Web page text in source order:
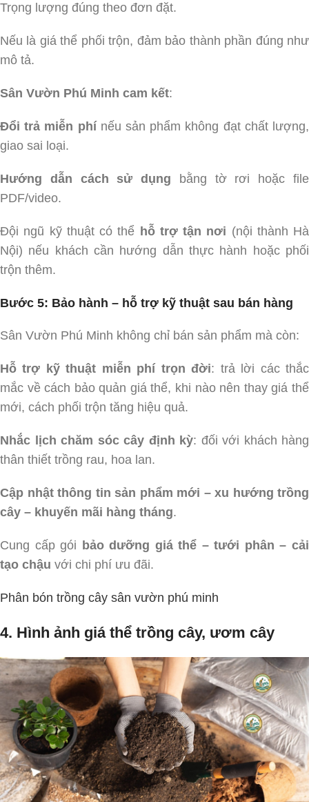
Trọng lượng đúng theo đơn đặt.
Nếu là giá thể phối trộn, đảm bảo thành phần đúng như
mô tả.
Sân Vườn Phú Minh cam kết:
Đổi trả miễn phínếu sản phẩm không đạt chất lượng,
giao sai loại.
Hướng dẫn cách sử dụng bằng tờ rơi hoặc file
PDF/video.
Đội ngũ kỹ thuật có thể hỗ trợ tận nơi (nội thành Hà
Nội) nếu khách cần hướng dẫn thực hành hoặc phối
trộn thêm.
Bước 5: Bảo hành – hỗ trợ kỹ thuật sau bán hàng
Sân Vườn Phú Minh không chỉ bán sản phẩm mà còn:
Hỗ trợ kỹ thuật miễn phí trọn đời: trả lời các thắc
mắc về cách bảo quản giá thể, khi nào nên thay giá thể
mới, cách phối trộn tăng hiệu quả.
Nhắc lịch chăm sóc cây định kỳ: đối với khách hàng
thân thiết trồng rau, hoa lan.
Cập nhật thông tin sản phẩm mới – xu hướng trồng
cây – khuyến mãi hàng tháng.
Cung cấp gói bảo dưỡng giá thể – tưới phân – cải
tạo chậu với chi phí ưu đãi.
Phân bón trồng cây sân vườn phú minh
4. Hình ảnh giá thể trồng cây, ươm cây